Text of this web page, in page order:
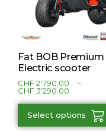
Fat BOB Premium
Electric scooter
CHF2'790.00
–
CHF3'290.00
Select options